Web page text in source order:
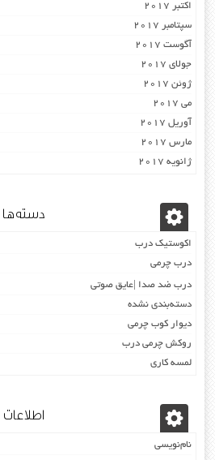
اکتبر 2017
سپتامبر 2017
آگوست 2017
جولای 2017
ژوئن 2017
می 2017
آوریل 2017
مارس 2017
ژانویه 2017
دسته‌ها
اکوستیک درب
درب چرمی
درب ضد صدا |عایق صوتی
دسته‌بندی نشده
دیوار کوب چرمی
روکش چرمی درب
لمسه کاری
اطلاعات
نام‌نویسی